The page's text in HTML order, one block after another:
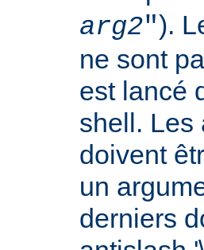
arg2").
ne sont
est lancé
shell. Les
doivent
un
derniers